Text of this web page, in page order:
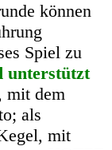
können
Spiel zu
unterstützt
mit dem
als
mit